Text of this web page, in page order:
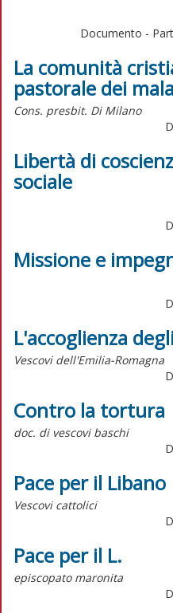
Documento -
La comunità
pastorale dei
Cons. presbit. Di Milano
Libertà di
sociale
Missione e
L'accoglienza
Vescovi dell'Emilia-Romagna
Contro la tortura
doc. di vescovi baschi
Pace per il Libano
Vescovi cattolici
Pace per il L.
episcopato maronita